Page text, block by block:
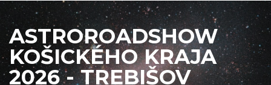
ASTROROADSHOW
KOŠICKÉHO KRAJA
2026 - TREBIŠOV